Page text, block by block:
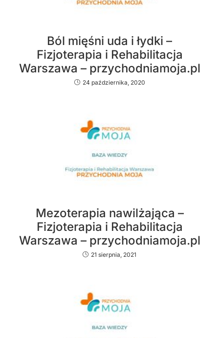
Ból mięśni uda i łydki –
Fizjoterapia i Rehabilitacja
Warszawa – przychodniamoja.pl
24 października, 2020
Mezoterapia nawilżająca –
Fizjoterapia i Rehabilitacja
Warszawa – przychodniamoja.pl
21 sierpnia, 2021